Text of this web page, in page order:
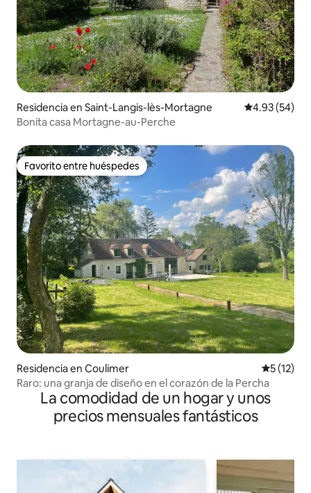
Residencia en Saint-Langis-lès-Mortagne Calificación
4.93 (54)
Bonita casa Mortagne-au-Perche
Favorito entre huéspedes
Favorito entre huéspedes
Residencia en Coulimer
5 (12)
Raro: una granja de diseño en el corazón de la Percha
La comodidad de un hogar y unos
precios mensuales fantásticos